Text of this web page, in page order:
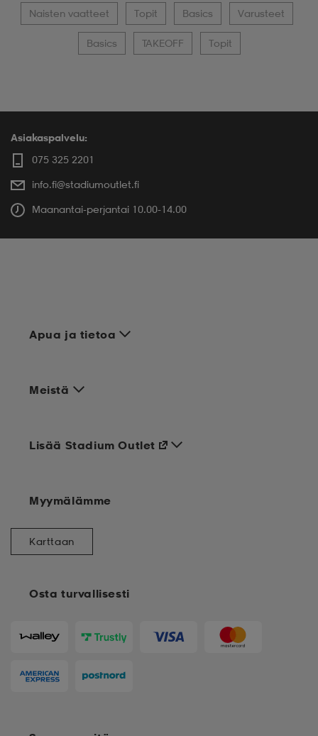
Naisten vaatteet Topit Basics Varusteet
Basics TAKEOFF Topit
Asiakaspalvelu:
075 325 2201
info.fi@stadiumoutlet.fi
Maanantai-perjantai 10.00-14.00
Apua ja tietoa
Meistä
Osta turvallisesti
Lisää Stadium Outlet
Myymälämme
Karttaan